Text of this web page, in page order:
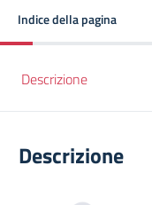
Indice della pagina
Descrizione
Descrizione